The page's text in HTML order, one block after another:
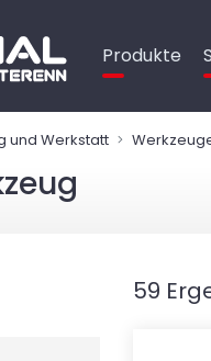
Produkte
und Werkstatt
59